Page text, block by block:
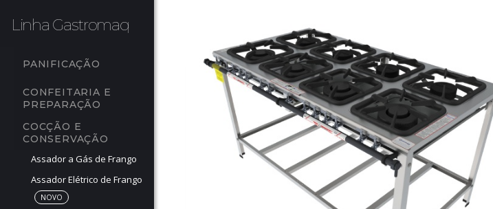
Linha Gastromaq
PANIFICAÇÃO
CONFEITARIA E
PREPARAÇÃO
COCÇÃO E
CONSERVAÇÃO
Assador a Gás de Frango
Assador Elétrico de Frango
NOVO